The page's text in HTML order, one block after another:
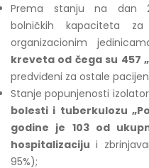
Prema stanju na dan
bolničkih kapaciteta
organizacionim
kreveta od čega su 457
predviđeni za ostale
Stanje popunjenosti
bolesti i tuberkulozu
godine je 103 od
hospitalizaciju i
95%);